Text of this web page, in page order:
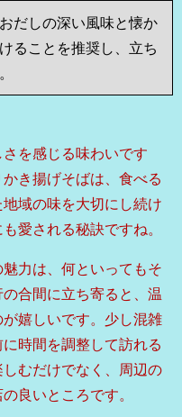
だしの深い風味と懐か
ることを推奨し、立ち
を感じる味わいです
き揚げそばは、食べる
域の味を大切にし続け
愛される秘訣ですね。
力は、何といってもそ
合間に立ち寄ると、温
嬉しいです。少し混雑
時間を調整して訪れる
むだけでなく、周辺の
良いところです。